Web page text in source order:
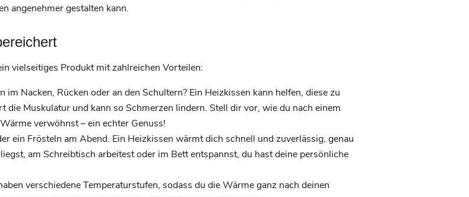
angenehmer gestalten kann.
vielseitiges Produkt mit zahlreichen Vorteilen:
im Nacken, Rücken oder an den Schultern? Ein Heizkissen kann helfen, diese zu
Muskulatur und kann so Schmerzen lindern. Stell dir vor, wie du nach einem
verwöhnst – ein echter Genuss!
ein Frösteln am Abend. Ein Heizkissen wärmt dich schnell und zuverlässig, genau
am Schreibtisch arbeitest oder im Bett entspannst, du hast deine persönliche
verschiedene Temperaturstufen, sodass du die Wärme ganz nach deinen